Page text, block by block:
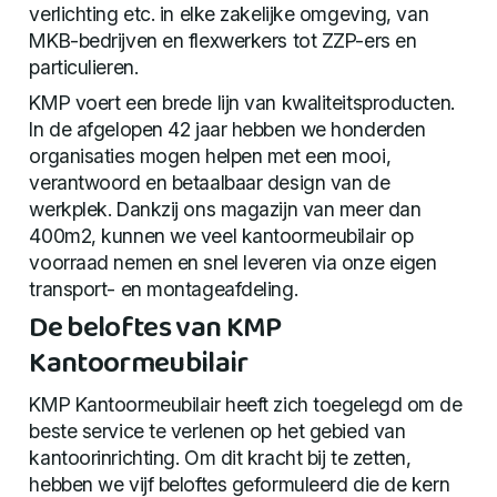
verlichting etc. in elke zakelijke omgeving, van
MKB-bedrijven en flexwerkers tot ZZP-ers en
particulieren.
KMP voert een brede lijn van kwaliteitsproducten.
In de afgelopen 42 jaar hebben we honderden
organisaties mogen helpen met een mooi,
verantwoord en betaalbaar design van de
werkplek. Dankzij ons magazijn van meer dan
400m2, kunnen we veel kantoormeubilair op
voorraad nemen en snel leveren via onze eigen
transport- en montageafdeling.
De beloftes van KMP
Kantoormeubilair
KMP Kantoormeubilair heeft zich toegelegd om de
beste service te verlenen op het gebied van
kantoorinrichting. Om dit kracht bij te zetten,
hebben we vijf beloftes geformuleerd die de kern